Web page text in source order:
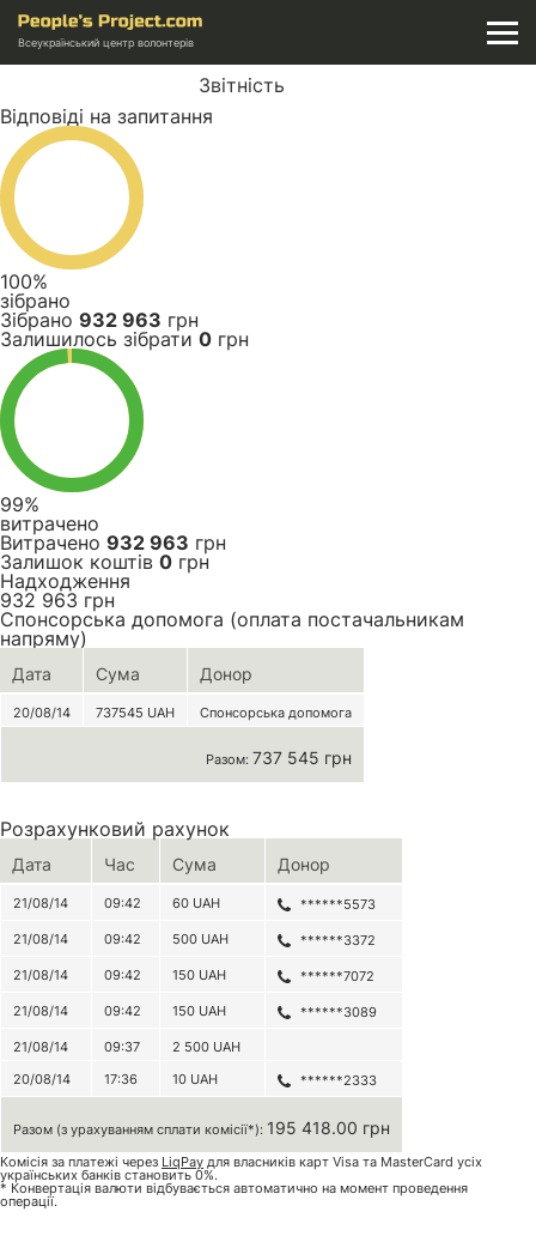
Всеукраїнський центр волонтерів
Звітність
Відповіді на запитання
100%
зібрано
Зібрано 932 963 грн
Залишилось зібрати 0 грн
99%
витрачено
Витрачено 932 963 грн
Залишок коштів 0 грн
Надходження
932 963 грн
Спонсорська допомога (оплата постачальникам
напряму)
Дата Сума Донор
20/08/14 737545 UAH Спонсорська допомога
Разом: 737 545 грн
Розрахунковий рахунок
Дата Час Сума Донор
21/08/14 09:42 60 UAH ******5573
21/08/14 09:42 500 UAH ******3372
21/08/14 09:42 150 UAH ******7072
21/08/14 09:42 150 UAH ******3089
21/08/14 09:37 2 500 UAH
20/08/14
17:36 10 UAH ******2333
Разом (з урахуванням сплати комісії*): 195 418.00 грн
Комісія за платежі через LiqPay для власників карт Visa та MasterCard усіх
українських банків становить 0%.
* Конвертація валюти відбувається автоматично на момент проведення
операції.